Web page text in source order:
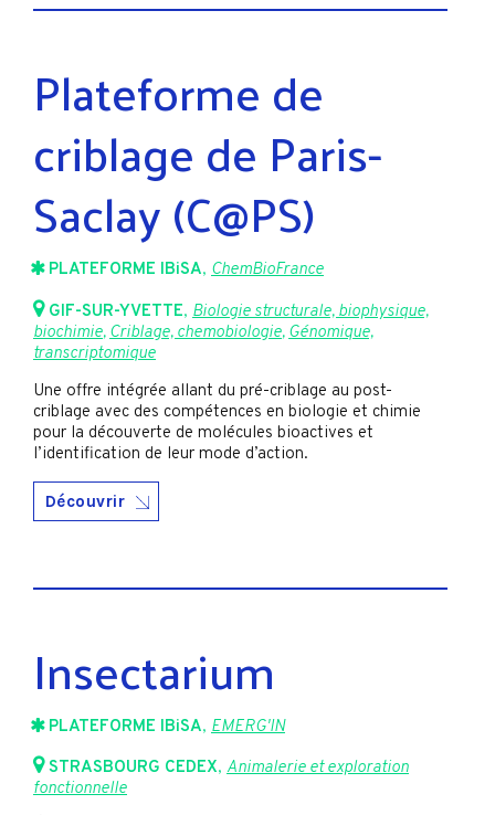
Plateforme de
criblage de Paris-
Saclay (C@PS)
PLATEFORME IBiSA, ChemBioFrance
GIF-SUR-YVETTE, Biologie structurale, biophysique,
biochimie, Criblage, chemobiologie, Génomique,
transcriptomique
Une offre intégrée allant du pré-criblage au post-
criblage avec des compétences en biologie et chimie
pour la découverte de molécules bioactives et
l’identification de leur mode d’action.
Découvrir
Insectarium
PLATEFORME IBiSA, EMERG'IN
STRASBOURG CEDEX, Animalerie et exploration
fonctionnelle